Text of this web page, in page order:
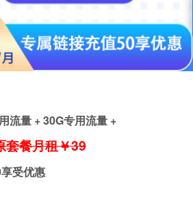
流量 + 30G专用流量 +
套餐月租￥39
受优惠